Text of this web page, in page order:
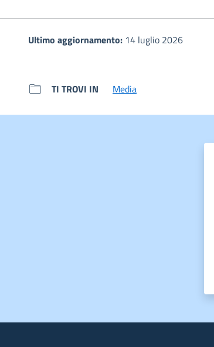
Ultimo aggiornamento: 14 luglio 2026
TI TROVI IN Media